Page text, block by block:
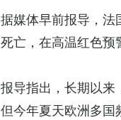
据媒体早前报导，
死亡，在高温红色预
报导指出，长期以来
但今年夏天欧洲多国